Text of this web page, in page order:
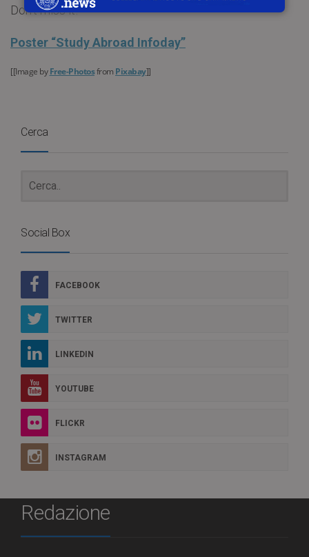
Don’t miss it!
Poster “Study Abroad Infoday”
[[Image byFree-Photosfrom Pixabay]]
Cerca
Social Box
FACEBOOK
TWITTER
LINKEDIN
YOUTUBE
FLICKR
INSTAGRAM
Redazione